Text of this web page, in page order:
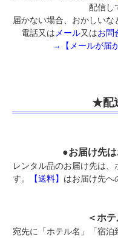
配信し
届かない場合、おかしいな
電話又は メール又はお問
→【メールが届
★配
●お届け先
レンタル品のお届け先は
す。
【送料】 はお届け先へ
＜ホ
宛先に「ホテル名」「宿